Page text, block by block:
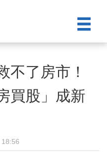
不了房市！
買股」成新